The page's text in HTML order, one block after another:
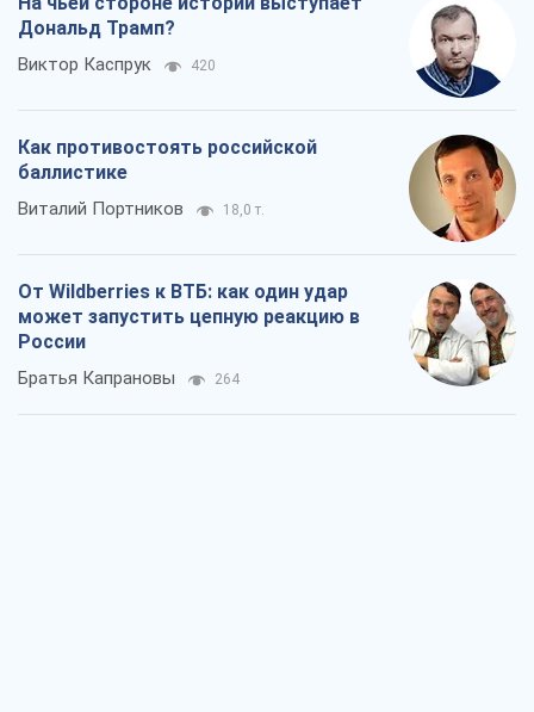
Дональд Трамп?
Виктор Каспрук 420
Как противостоять российской
баллистике
Виталий Портников 18,0 т.
От Wildberries к ВТБ: как один удар
может запустить цепную реакцию в
России
Братья Капрановы 264